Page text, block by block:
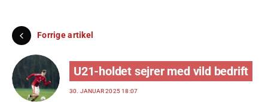
Forrige artikel
U21-holdet sejrer med vild bedrift
30. JANUAR 2025 18:07